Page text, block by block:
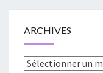
ARCHIVES
Archives